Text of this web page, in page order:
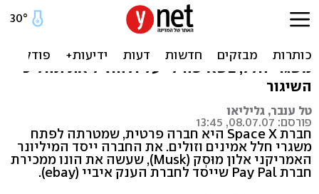
פאלקון - יוזמה פרטית בחלל
לראשונה נכנסת חברה פרטית לעסקי פיתוח
משגרי חלל, בשאיפה לייעל ולהוזיל את תהליכי
השיגור
טל ענבר, גליליאו
פורסם: 08.07.07, 13:45
חברת Space X היא חברה פרטית, שמטרתה לפתח
משגרי חלל אמינים וזולים. את החברה ייסד המיליונר
האמריקני אלון מוּסְק (Musk), שעשה את הונו ממכירת
חברת Pay Pal שייסד לחברת הענק איביי (ebay).